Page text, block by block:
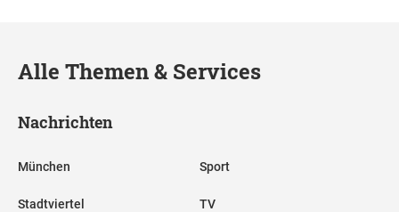
Alle Themen & Services
Nachrichten
München
Stadtviertel
Sport
TV